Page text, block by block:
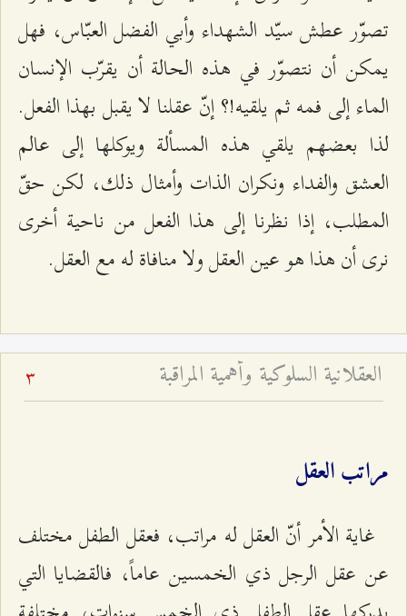
تصوّر عطش سيّد الشهداء وأبي الفضل العبّاس، فهل
يمكن أن نتصوّر في هذه الحالة أن يقرّب الإنسان
الماء إلى فمه ثم يلقيه!؟ إنّ عقلنا لا يقبل بهذا الفعل.
لذا بعضهم يلقي هذه المسألة ويوكلها إلى عالم
العشق والفداء ونكران الذات وأمثال ذلك، لكن حقّ
المطلب، إذا نظرنا إلى هذا الفعل من ناحية أخرى
نرى أن هذا هو عين العقل ولا منافاة له مع العقل.
العقلانية السلوكية وأهمية المراقبة 3
مراتب العقل
غاية الأمر أنّ العقل له مراتب، فعقل الطفل مختلف
عن عقل الرجل ذي الخمسين عاماً، فالقضايا التي